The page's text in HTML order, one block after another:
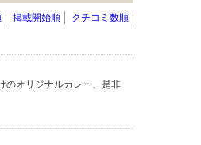
掲載開始順 クチコミ数順
のオリジナルカレー、是非